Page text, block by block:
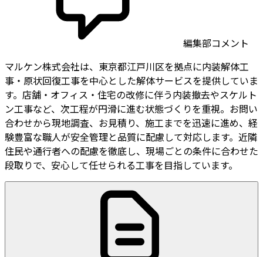
編集部コメント
マルケン株式会社は、東京都江戸川区を拠点に内装解体工
事・原状回復工事を中心とした解体サービスを提供していま
す。店舗・オフィス・住宅の改修に伴う内装撤去やスケルト
ン工事など、次工程が円滑に進む状態づくりを重視。お問い
合わせから現地調査、お見積り、施工までを迅速に進め、経
験豊富な職人が安全管理と品質に配慮して対応します。近隣
住民や通行者への配慮を徹底し、現場ごとの条件に合わせた
段取りで、安心して任せられる工事を目指しています。